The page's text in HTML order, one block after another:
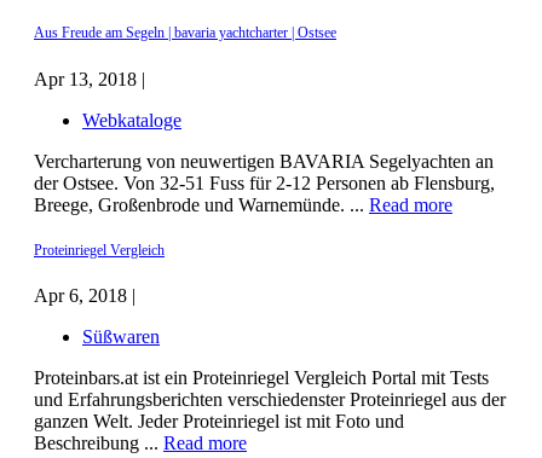
Aus Freude am Segeln | bavaria yachtcharter | Ostsee
Apr 13, 2018 |
Webkataloge
Vercharterung von neuwertigen BAVARIA Segelyachten an
der Ostsee. Von 32-51 Fuss für 2-12 Personen ab Flensburg,
Breege, Großenbrode und Warnemünde. ... Read more
Proteinriegel Vergleich
Apr 6, 2018 |
Süßwaren
Proteinbars.at ist ein Proteinriegel Vergleich Portal mit Tests
und Erfahrungsberichten verschiedenster Proteinriegel aus der
ganzen Welt. Jeder Proteinriegel ist mit Foto und
Beschreibung ... Read more